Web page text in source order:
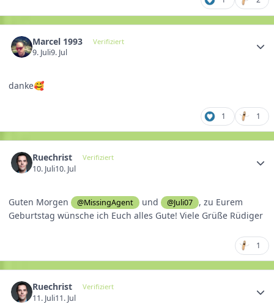
Marcel 1993 Verifiziert
9. Juli9. Jul
danke🥰
1 1
Ruechrist Verifiziert
10. Juli10. Jul
Guten Morgen @MissingAgent und @Juli07
, zu Eurem
Geburtstag wünsche ich Euch alles Gute! Viele Grüße Rüdiger
1
Ruechrist Verifiziert
11. Juli11. Jul